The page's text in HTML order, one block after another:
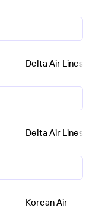
Delta Air Lines
Delta Air Lines
Korean Air